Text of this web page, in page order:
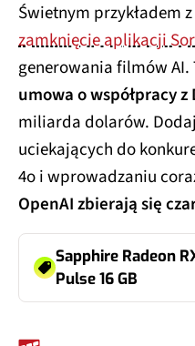
Świetnym przykładem
zamknięcie aplikacji
generowania filmów AI.
umowa o współpracy z
miliarda dolarów.
uciekających do
4o i wprowadzaniu
OpenAI zbierają się
Sapphire Radeon
Pulse 16 GB